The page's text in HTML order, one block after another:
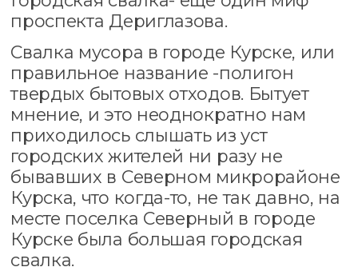
проспекта Дериглазова.
Свалка мусора в городе Курске, или
правильное название -полигон
твердых бытовых отходов. Бытует
мнение, и это неоднократно нам
приходилось слышать из уст
городских жителей ни разу не
бывавших в Северном микрорайоне
Курска, что когда-то, не так давно, на
месте поселка Северный в городе
Курске была большая городская
свалка.